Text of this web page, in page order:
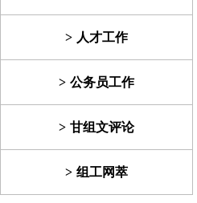
人才工作
公务员工作
甘组文评论
组工网萃